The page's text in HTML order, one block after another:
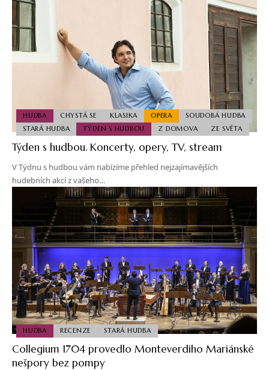
HUDBA CHYSTÁ SE KLASIKA OPERA
SOUDOBÁ HUDBA
STARÁ HUDBA
TÝDEN S HUDBOU Z DOMOVA ZE SVĚTA
Týden s hudbou. Koncerty, opery, TV, stream
V Týdnu s hudbou vám nabízíme přehled nejzajímavějších
hudebních akcí z vašeho…
HUDBA RECENZE STARÁ HUDBA
Collegium 1704 provedlo Monteverdiho Mariánské
nešpory bez pompy